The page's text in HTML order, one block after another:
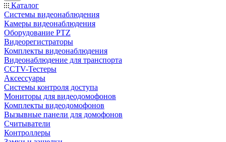
Каталог
Системы видеонаблюдения
Камеры видеонаблюдения
Оборудование PTZ
Видеорегистраторы
Комплекты видеонаблюдения
Видеонаблюдение для транспорта
CCTV-Тестеры
Аксессуары
Системы контроля доступа
Мониторы для видеодомофонов
Комплекты видеодомофонов
Вызывные панели для домофонов
Считыватели
Контроллеры